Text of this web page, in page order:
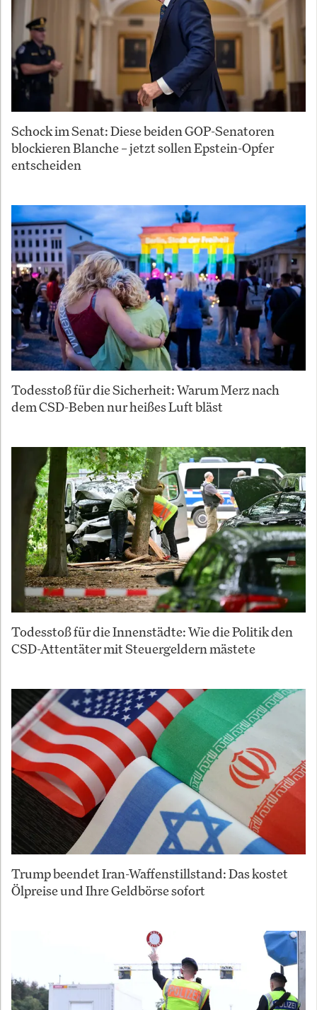
Schock im Senat: Diese beiden GOP-Senatoren
blockieren Blanche – jetzt sollen Epstein-Opfer
entscheiden
Todesstoß für die Sicherheit: Warum Merz nach
dem CSD-Beben nur heißes Luft bläst
Todesstoß für die Innenstädte: Wie die Politik den
CSD-Attentäter mit Steuergeldern mästete
Trump beendet Iran-Waffenstillstand: Das kostet
Ölpreise und Ihre Geldbörse sofort